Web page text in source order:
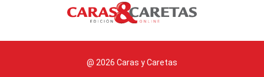
@ 2026 Caras y Caretas